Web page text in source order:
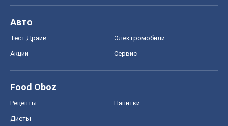
Авто
Тест Драйв Электромобили
Акции Сервис
Food Oboz
Рецепты Напитки
Диеты